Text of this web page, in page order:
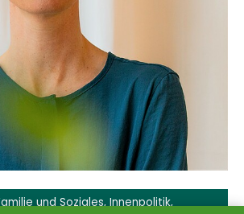
und Soziales,Innenpolitik,